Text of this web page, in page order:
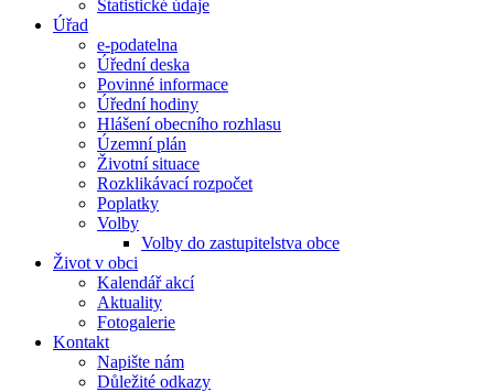
Statistické údaje
Úřad
e-podatelna
Úřední deska
Povinné informace
Úřední hodiny
Hlášení obecního rozhlasu
Územní plán
Životní situace
Rozklikávací rozpočet
Poplatky
Volby
Volby do zastupitelstva obce
Život v obci
Kalendář akcí
Aktuality
Fotogalerie
Kontakt
Napište nám
Důležité odkazy